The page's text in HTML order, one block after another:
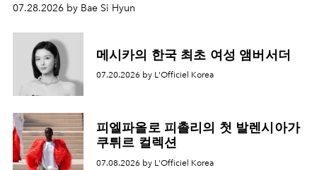
07.28.2026 by Bae Si Hyun
메시카의 한국 최초 여성 앰버서더
07.20.2026 by L'Officiel Korea
피엘파올로 피촐리의 첫 발렌시아가
쿠튀르 컬렉션
07.08.2026 by L'Officiel Korea